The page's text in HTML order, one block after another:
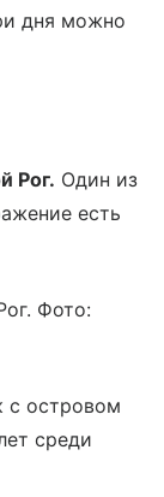
дня можно
Рог. Один из
есть
Фото:
с островом
среди